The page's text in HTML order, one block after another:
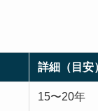
詳細（目安
15〜20年